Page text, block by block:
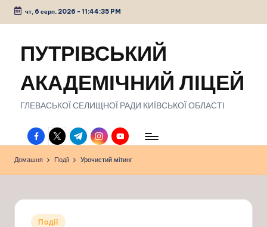
Перейти
чт, 6 серп. 2026 - 11:44:36 PM
ПУТРІВСЬКИЙ
АКАДЕМІЧНИЙ ЛІЦЕЙ
ГЛЕВАСЬКОЇ СЕЛИЩНОЇ РАДИ КИЇВСЬКОЇ ОБЛАСТІ
facebook.com
twitter.com
t.me instagram.com
youtube.com
Домашня Події Урочистий мітинг
Опубліковано
Події